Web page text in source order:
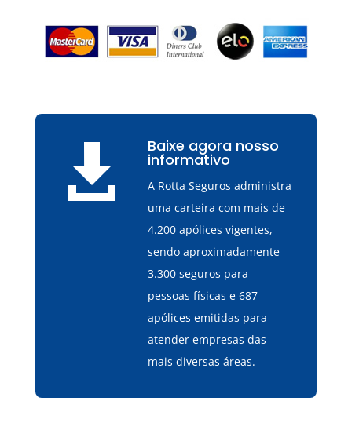
 Baixe agora nosso
informativo
A Rotta Seguros administra
uma carteira com mais de
4.200 apólices vigentes,
sendo aproximadamente
3.300 seguros para
pessoas físicas e 687
apólices emitidas para
atender empresas das
mais diversas áreas.